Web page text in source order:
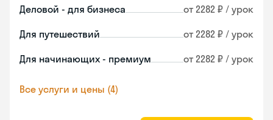
Деловой - для бизнеса от 2282 ₽ / урок
Для путешествий от 2282 ₽ / урок
Для начинающих - премиум от 2282 ₽ / урок
Все услуги и цены (4)